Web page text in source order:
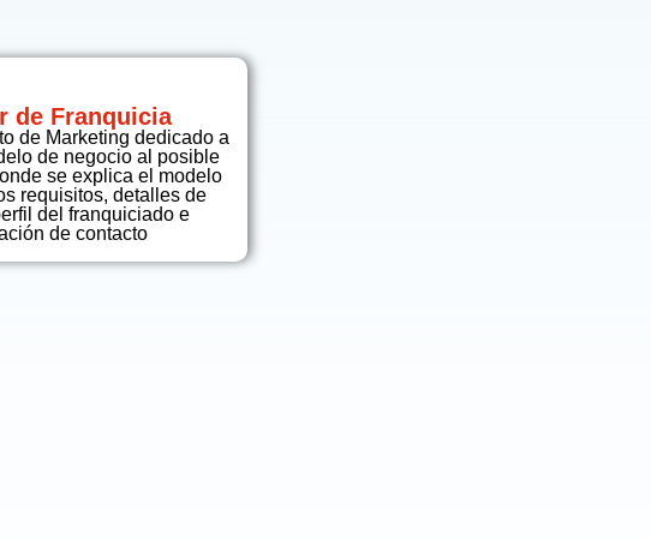
de Franquicia
de Marketing dedicado a
de negocio al posible
se explica el modelo
requisitos, detalles de
del franquiciado e
de contacto